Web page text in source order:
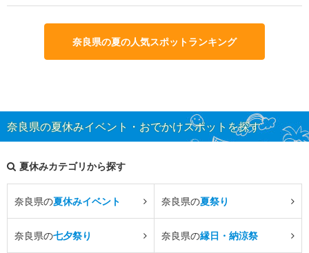
奈良県の夏の人気スポットランキング
奈良県の夏休みイベント・おでかけスポットを探す
夏休みカテゴリから探す
奈良県の夏休みイベント 奈良県の夏祭り
奈良県の七夕祭り 奈良県の縁日・納涼祭